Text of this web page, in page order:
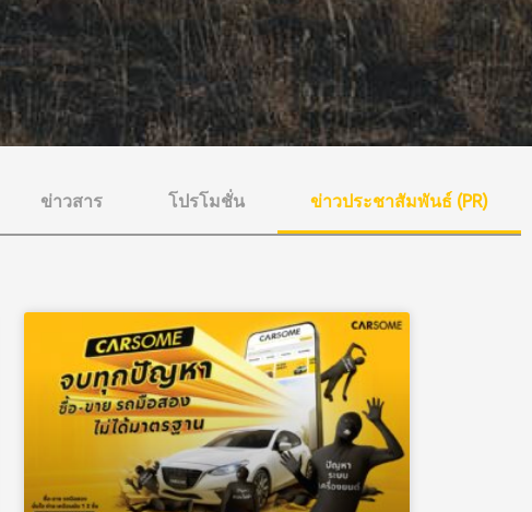
ข่าวสาร โปรโมชั่น ข่าวประชาสัมพันธ์ (PR)